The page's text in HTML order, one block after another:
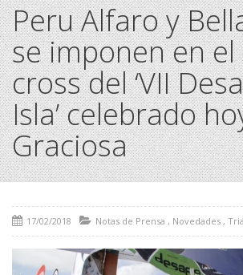
Peru Alfaro y
se imponen en
cross del ‘VII
Isla’ celebrado
Graciosa
17/02/2018 Notas de Prensa , Novedades ,